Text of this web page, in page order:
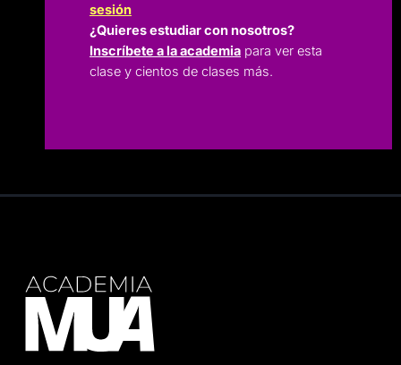
sesión
¿Quieres estudiar con nosotros?
Inscríbete a la academia para ver esta
clase y cientos de clases más.